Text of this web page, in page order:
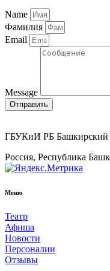
Name
Фамилия
Email
Message
Отправить
ГБУКиИ РБ Башкирский
Россия, Республика
Меню
Театр
Афиша
Новости
Персоналии
Отзывы